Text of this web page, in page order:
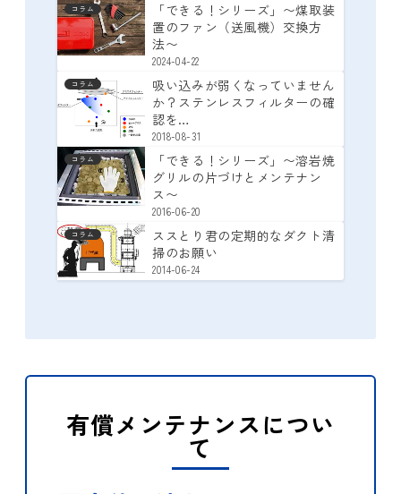
コラム
「できる！シリーズ」〜煤取装
置のファン（送風機）交換方
法〜
2024-04-22
コラム
吸い込みが弱くなっていません
か？ステンレスフィルターの確
認を…
2018-08-31
コラム
「できる！シリーズ」〜溶岩焼
グリルの片づけとメンテナン
ス〜
2016-06-20
コラム
ススとり君の定期的なダクト清
掃のお願い
2014-06-24
有償メンテナンスについ
て